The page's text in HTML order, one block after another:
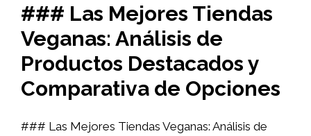
### Las Mejores Tiendas
Veganas: Análisis de
Productos Destacados y
Comparativa de Opciones
### Las Mejores Tiendas Veganas: Análisis de